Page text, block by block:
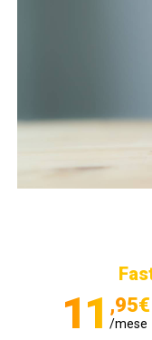
11 ,95€
/mese